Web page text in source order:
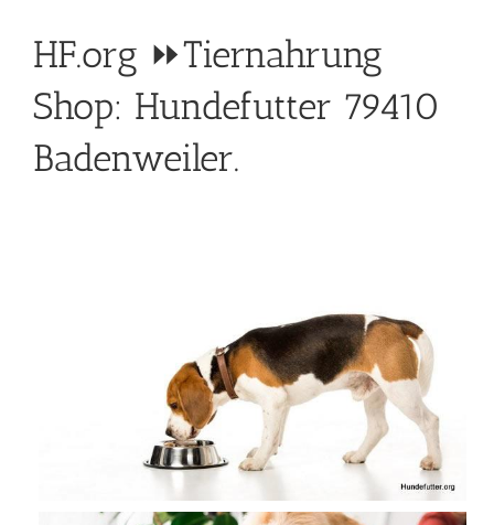
HF.org ⏩Tiernahrung
Shop: Hundefutter 79410
Badenweiler.